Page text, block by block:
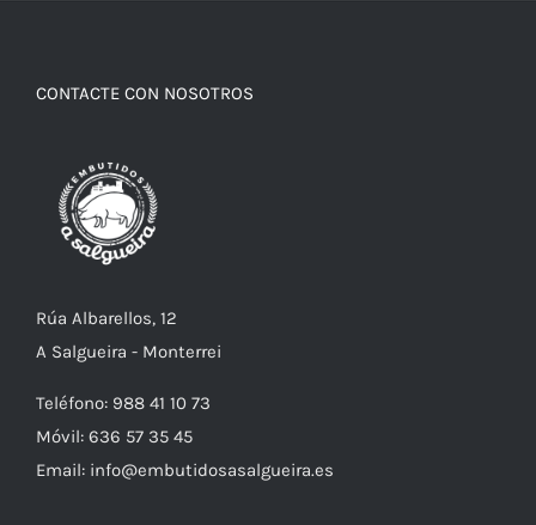
CONTACTE CON NOSOTROS
Rúa Albarellos, 12
A Salgueira - Monterrei
Teléfono: 988 41 10 73
Móvil: 636 57 35 45
Email: info@embutidosasalgueira.es